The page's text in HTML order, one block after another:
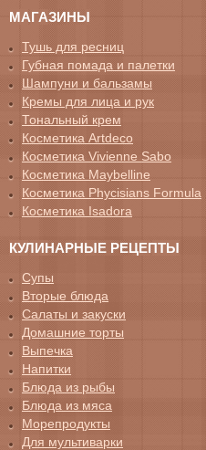
МАГАЗИНЫ
Тушь для ресниц
Губная помада и палетки
Шампуни и бальзамы
Кремы для лица и рук
Тональный крем
Косметика Artdeco
Косметика Vivienne Sabo
Косметика Maybelline
Косметика Phycisians Formula
Косметика Isadora
КУЛИНАРНЫЕ РЕЦЕПТЫ
Супы
Вторые блюда
Салаты и закуски
Домашние торты
Выпечка
Напитки
Блюда из рыбы
Блюда из мяса
Морепродукты
Для мультиварки